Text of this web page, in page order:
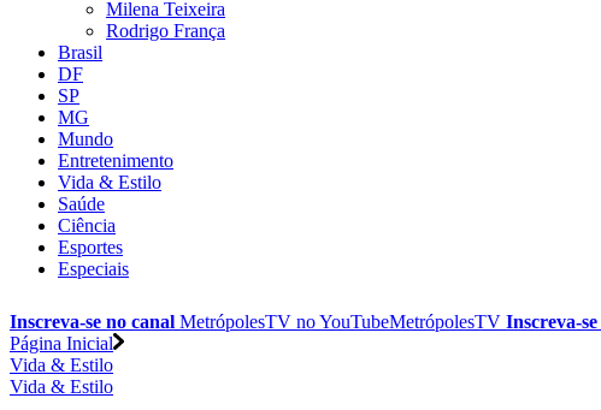
Milena Teixeira
Rodrigo França
Brasil
DF
SP
MG
Mundo
Entretenimento
Vida & Estilo
Saúde
Ciência
Esportes
Especiais
Inscreva-se no canal MetrópolesTV noYouTubeMetrópolesTV Inscreva-se
Página Inicial
Vida & Estilo
Vida & Estilo